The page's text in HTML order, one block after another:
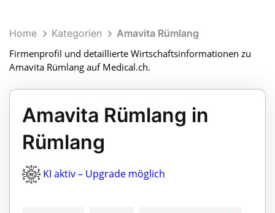
Home Kategorien
Amavita Rümlang
Firmenprofil und detaillierte Wirtschaftsinformationen zu
Amavita Rümlang auf Medical.ch.
Amavita Rümlang in
Rümlang
KI aktiv – Upgrade möglich